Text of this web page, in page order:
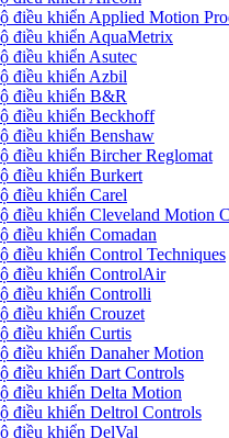
điều khiển Applied Motion
điều khiển AquaMetrix
điều khiển Asutec
điều khiển Azbil
điều khiển B&R
điều khiển Beckhoff
điều khiển Benshaw
điều khiển Bircher Reglomat
điều khiển Burkert
điều khiển Carel
điều khiển Cleveland Motion
điều khiển Comadan
điều khiển Control Techniques
điều khiển ControlAir
điều khiển Controlli
điều khiển Crouzet
điều khiển Curtis
điều khiển Danaher Motion
điều khiển Dart Controls
điều khiển Delta Motion
điều khiển Deltrol Controls
điều khiển DelVal